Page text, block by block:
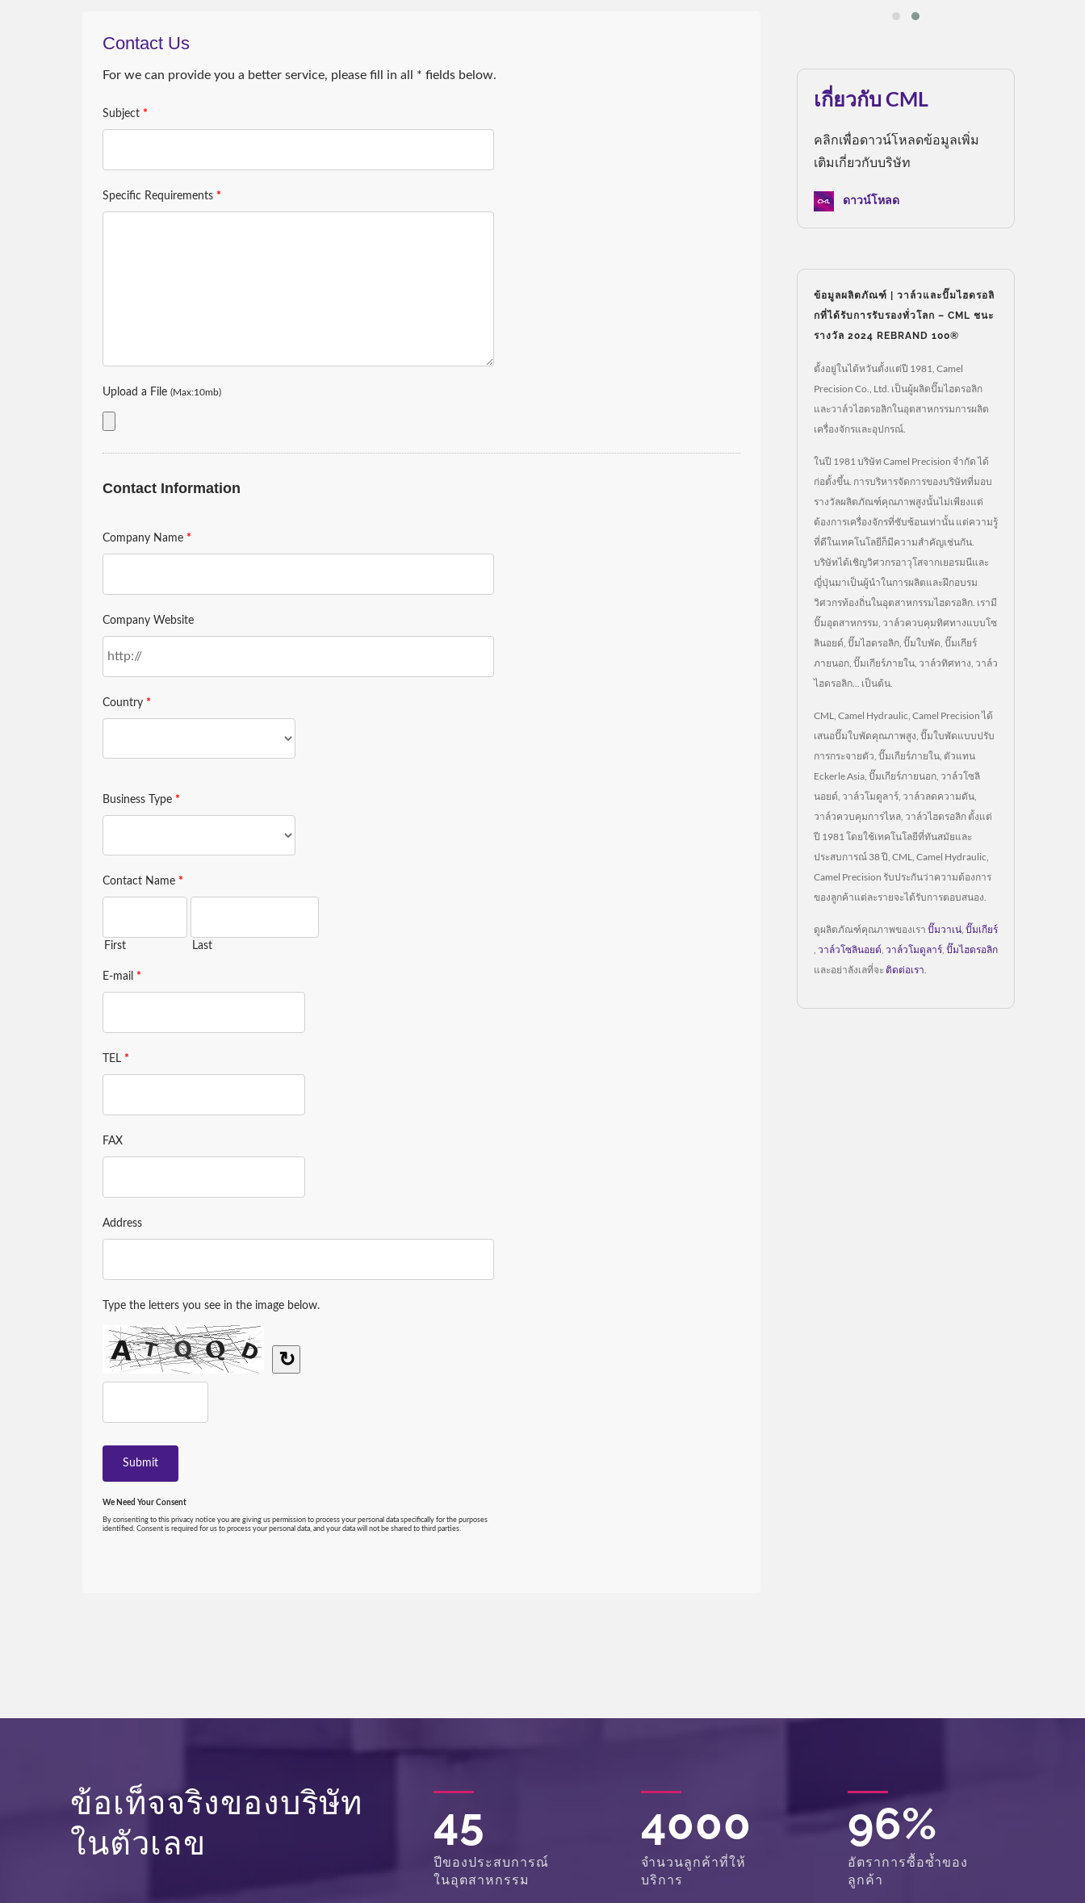
เกี่ยวกับ CML
คลิกเพื่อดาวน์โหลดข้อมูลเพิ่ม
เติมเกี่ยวกับบริษัท
ดาวน์โหลด
ข้อมูลผลิตภัณฑ์ | วาล์วและปั๊มไฮดรอลิ
กที่ได้รับการรับรองทั่วโลก – CML ชนะ
รางวัล 2024 REBRAND 100®
ตั้งอยู่ในไต้หวันตั้งแต่ปี 1981, Camel
Precision Co., Ltd. เป็นผู้ผลิตปั๊มไฮดรอลิก
และวาล์วไฮดรอลิกในอุตสาหกรรมการผลิต
เครื่องจักรและอุปกรณ์.
ในปี 1981 บริษัท Camel Precision จำกัด ได้
ก่อตั้งขึ้น. การบริหารจัดการของบริษัทที่มอบ
รางวัลผลิตภัณฑ์คุณภาพสูงนั้นไม่เพียงแต่
ต้องการเครื่องจักรที่ซับซ้อนเท่านั้น แต่ความรู้
ที่ดีในเทคโนโลยีก็มีความสำคัญเช่นกัน.
บริษัทได้เชิญวิศวกรอาวุโสจากเยอรมนีและ
ญี่ปุ่นมาเป็นผู้นำในการผลิตและฝึกอบรม
วิศวกรท้องถิ่นในอุตสาหกรรมไฮดรอลิก. เรามี
ปั๊มอุตสาหกรรม, วาล์วควบคุมทิศทางแบบโซ
ลินอยด์, ปั๊มไฮดรอลิก, ปั๊มใบพัด, ปั๊มเกียร์
ภายนอก, ปั๊มเกียร์ภายใน, วาล์วทิศทาง, วาล์ว
ไฮดรอลิก... เป็นต้น.
CML, Camel Hydraulic, Camel Precision ได้
เสนอปั๊มใบพัดคุณภาพสูง, ปั๊มใบพัดแบบปรับ
การกระจายตัว, ปั๊มเกียร์ภายใน, ตัวแทน
Eckerle Asia, ปั๊มเกียร์ภายนอก, วาล์วโซลิ
นอยด์, วาล์วโมดูลาร์, วาล์วลดความดัน,
วาล์วควบคุมการไหล, วาล์วไฮดรอลิก ตั้งแต่
ปี 1981 โดยใช้เทคโนโลยีที่ทันสมัยและ
ประสบการณ์ 38 ปี, CML, Camel Hydraulic,
Camel Precision รับประกันว่าความต้องการ
ของลูกค้าแต่ละรายจะได้รับการตอบสนอง.
ดูผลิตภัณฑ์คุณภาพของเรา ปั๊มวาเน่ ปั๊มเกียร์
วาล์วโซลินอยด์ วาล์วโมดูลาร์ ปั๊มไฮดรอลิก
และอย่าลังเลที่จะ ติดต่อเรา
ข้อเท็จจริงของบริษัท
ในตัวเลข
45
ปีของประสบการณ์
ในอุตสาหกรรม
4000
จำนวนลูกค้าที่ให้
บริการ
96%
อัตราการซื้อซ้ำของ
ลูกค้า